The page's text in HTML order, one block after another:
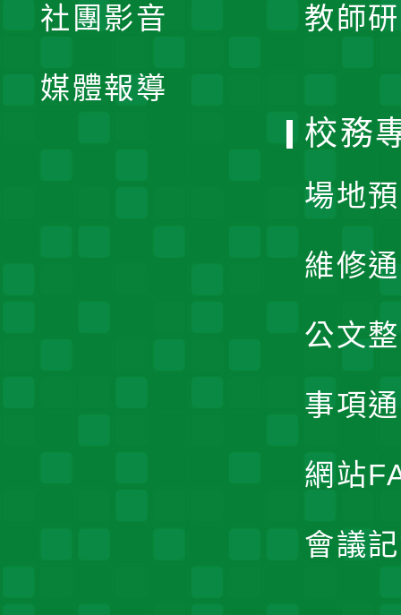
教師
社團影音
媒體報導
校務
場地
維修
公文
事項
網站
會議